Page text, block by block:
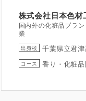
株式会社日本色材
国内外の化粧品ブラ
業
出身校 千葉県立君
コース 香り・化粧